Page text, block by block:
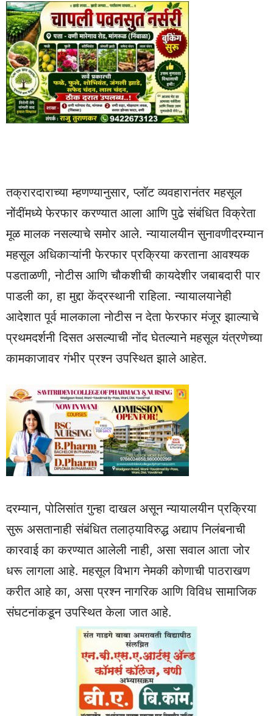
तक्रारदाराच्या म्हणण्यानुसार, प्लॉट व्यवहारानंतर महसूल
नोंदींमध्ये फेरफार करण्यात आला आणि पुढे संबंधित विक्रेता
मूळ मालक नसल्याचे समोर आले. न्यायालयीन सुनावणीदरम्यान
महसूल अधिकाऱ्यांनी फेरफार प्रक्रिया करताना आवश्यक
पडताळणी, नोटीस आणि चौकशीची कायदेशीर जबाबदारी पार
पाडली का, हा मुद्दा केंद्रस्थानी राहिला. न्यायालयानेही
आदेशात पूर्व मालकाला नोटीस न देता फेरफार मंजूर झाल्याचे
प्रथमदर्शनी दिसत असल्याची नोंद घेतल्याने महसूल यंत्रणेच्या
कामकाजावर गंभीर प्रश्न उपस्थित झाले आहेत.
दरम्यान, पोलिसांत गुन्हा दाखल असून न्यायालयीन प्रक्रिया
सुरू असतानाही संबंधित तलाठ्याविरुद्ध अद्याप निलंबनाची
कारवाई का करण्यात आलेली नाही, असा सवाल आता जोर
धरू लागला आहे. महसूल विभाग नेमकी कोणाची पाठराखण
करीत आहे का, असा प्रश्न नागरिक आणि विविध सामाजिक
संघटनांकडून उपस्थित केला जात आहे.